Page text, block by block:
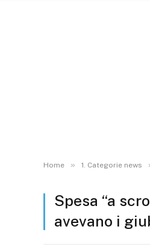
Home » 1. Categorie news
Spesa “a
avevano i